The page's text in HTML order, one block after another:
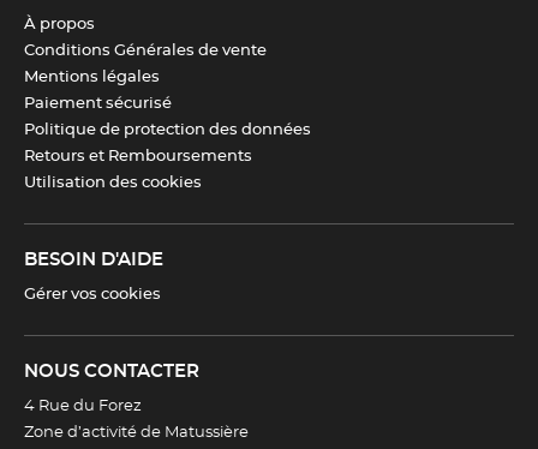
À propos
Conditions Générales de vente
Mentions légales
Paiement sécurisé
Politique de protection des données
Retours et Remboursements
Utilisation des cookies
BESOIN D'AIDE
Gérer vos cookies
NOUS CONTACTER
4 Rue du Forez
Zone d’activité de Matussière